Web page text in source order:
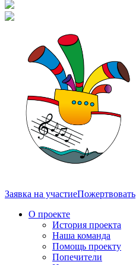
Заявка на участиеПожертвовать
О проекте
История проекта
Наша команда
Помощь проекту
Попечители